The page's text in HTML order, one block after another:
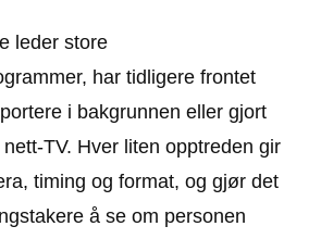
leder store
har tidligere frontet
i bakgrunnen eller gjort
TV. Hver liten opptreden gir
timing og format, og gjør det
å se om personen